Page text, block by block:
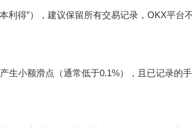
利得”），建议保留所有交易记录，OKX平台
生小额滑点（通常低于0.1%），且已记录的